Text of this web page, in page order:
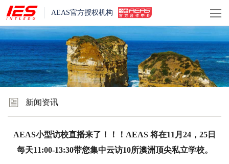
AEAS官方授权机构
新闻资讯
AEAS小型访校直播来了！！！AEAS 将在11月24，25日
每天11:00-13:30带您集中云访10所澳洲顶尖私立学校。